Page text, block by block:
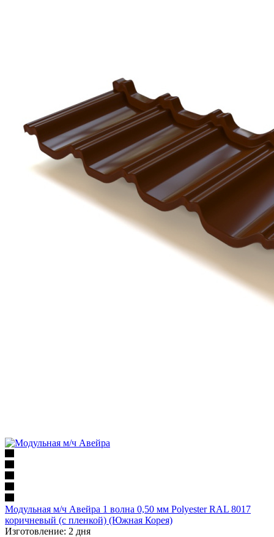
Модульная м/ч Авейра 1 волна 0,50 мм Polyester RAL 8017
коричневый (с пленкой) (Южная Корея)
Изготовление: 2 дня